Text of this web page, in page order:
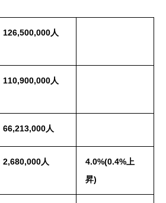
126,500,000人
110,900,000人
66,213,000人
2,680,000人
4.0%(0.4%上
昇)